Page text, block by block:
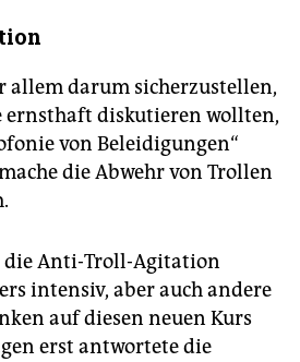
allem darum sicherzustellen,
ernsthaft diskutieren wollten,
von Beleidigungen“
die Abwehr von Trollen
Anti-Troll-Agitation
intensiv, aber auch andere
auf diesen neuen Kurs
erst antwortete die